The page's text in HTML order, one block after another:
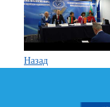
Назад